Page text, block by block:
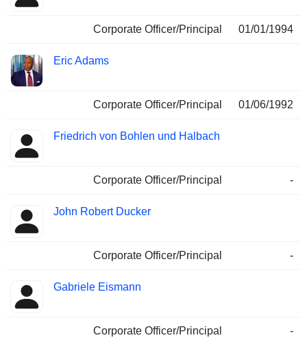
Corporate Officer/Principal 01/01/1994
Eric Adams
Corporate Officer/Principal 01/06/1992
Friedrich von Bohlen und Halbach
Corporate Officer/Principal -
John Robert Ducker
Corporate Officer/Principal -
Gabriele Eismann
Corporate Officer/Principal -